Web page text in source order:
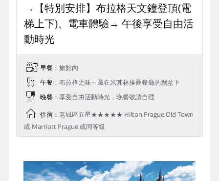
→【特別安排】布拉格天文鐘登頂(電
梯上下)、電車體驗→ 午後享受自由活
動時光
早餐 ：旅館內
午餐 ：布拉格之味～藏在米其林推薦餐廳的創意下
晚餐 ：享受自由活動時光，晚餐敬請自理
住宿：老城區五星★★★★★ Hilton Prague Old Town
或 Marriott Prague 或同等級